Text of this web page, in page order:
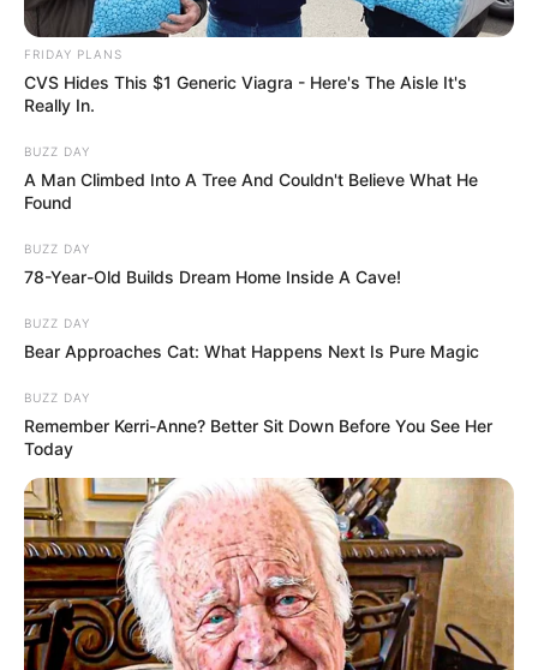
FRIDAY PLANS
CVS Hides This $1 Generic Viagra - Here's The Aisle It's
Really In.
BUZZ DAY
A Man Climbed Into A Tree And Couldn't Believe What He
Found
BUZZ DAY
78-Year-Old Builds Dream Home Inside A Cave!
BUZZ DAY
Bear Approaches Cat: What Happens Next Is Pure Magic
BUZZ DAY
Remember Kerri-Anne? Better Sit Down Before You See Her
Today